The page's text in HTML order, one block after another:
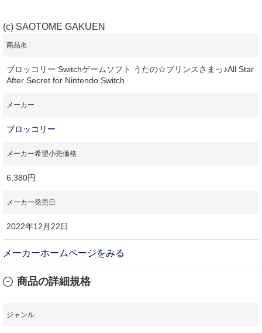
(c) SAOTOME GAKUEN
商品名
ブロッコリー Switchゲームソフト うたの☆プリンスさまっ♪All Star
After Secret for Nintendo Switch
メーカー
ブロッコリー
メーカー希望小売価格
6,380円
メーカー発売日
2022年12月22日
メーカーホームページをみる
商品の詳細規格
ジャンル